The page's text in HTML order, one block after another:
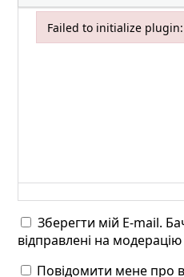
Зберегти мій E-mail.
відправлені на модерацію
Повідомити мене про
Failed to initialize
Failed to initialize plugin: